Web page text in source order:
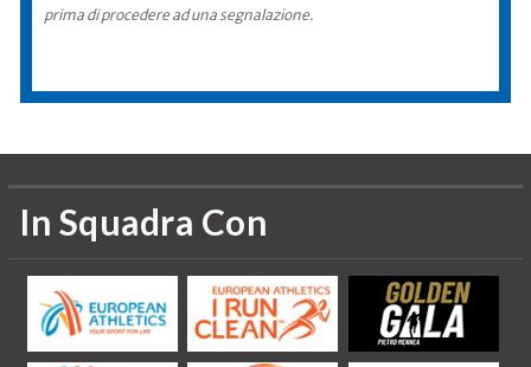
prima di procedere ad una segnalazione.
In Squadra Con